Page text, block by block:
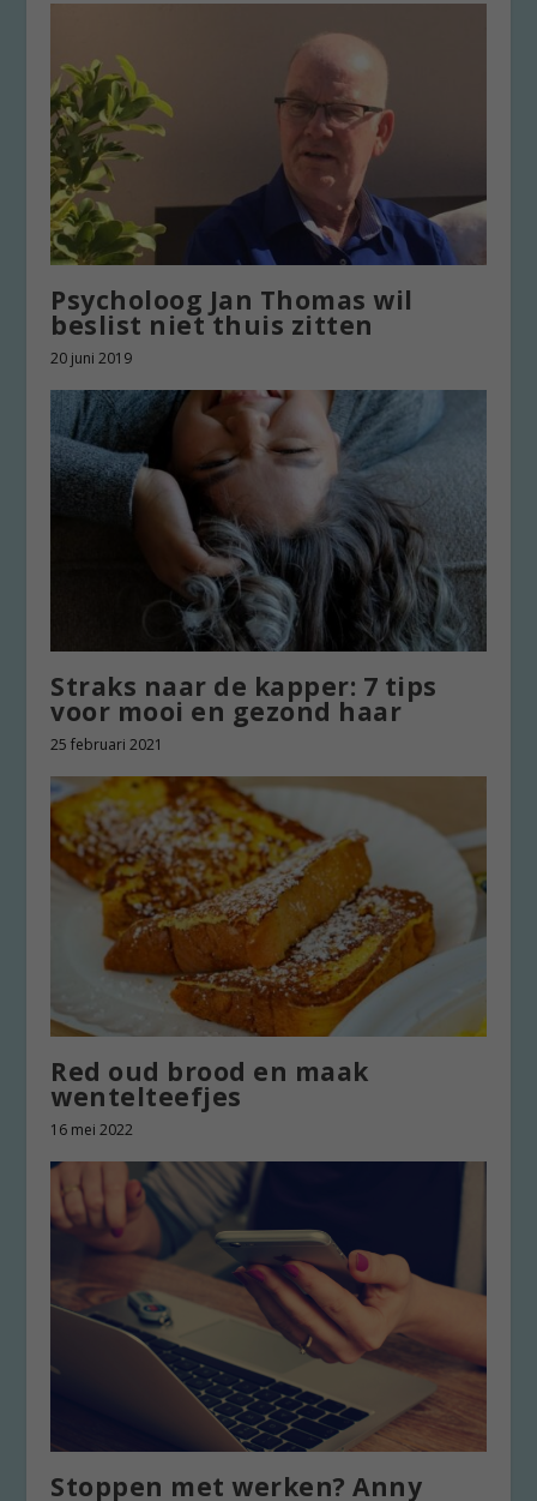
Psycholoog Jan Thomas wil
beslist niet thuis zitten
20 juni 2019
Straks naar de kapper: 7 tips
voor mooi en gezond haar
25 februari 2021
Red oud brood en maak
wentelteefjes
16 mei 2022
Stoppen met werken? Anny